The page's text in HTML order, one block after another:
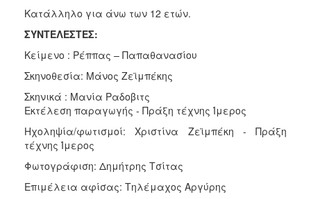
Κατάλληλο για άνω των 12 ετών.
ΣΥΝΤΕΛΕΣΤΕΣ:
Κείμενο : Ρέππας – Παπαθανασίου
Σκηνοθεσία: Μάνος Ζεϊμπέκης
Σκηνικά : Μανία Ραδοβιτς
Εκτέλεση παραγωγής - Πράξη τέχνης Ίμερος
Ηχοληψία/φωτισμοί: Χριστίνα Ζεϊμπέκη - Πράξη
τέχνης Ίμερος
Φωτογράφιση: Δημήτρης Τσίτας
Επιμέλεια αφίσας: Τηλέμαχος Αργύρης